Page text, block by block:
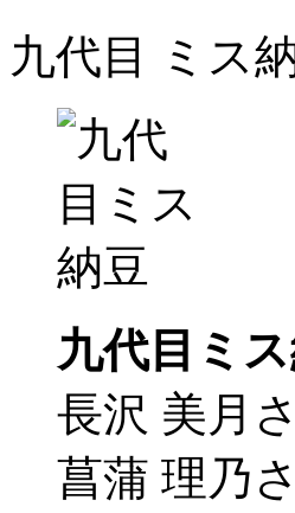
九代目 ミス
九代目ミ
長沢 美月
菖蒲 理乃